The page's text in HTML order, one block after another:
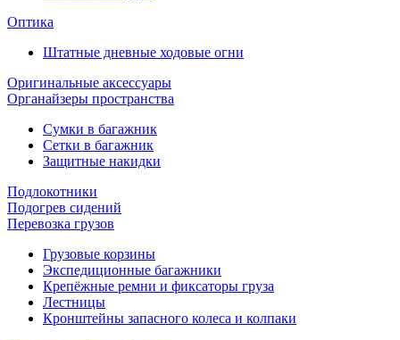
Оптика
Штатные дневные ходовые огни
Оригинальные аксессуары
Органайзеры пространства
Сумки в багажник
Сетки в багажник
Защитные накидки
Подлокотники
Подогрев сидений
Перевозка грузов
Грузовые корзины
Экспедиционные багажники
Крепёжные ремни и фиксаторы груза
Лестницы
Кронштейны запасного колеса и колпаки